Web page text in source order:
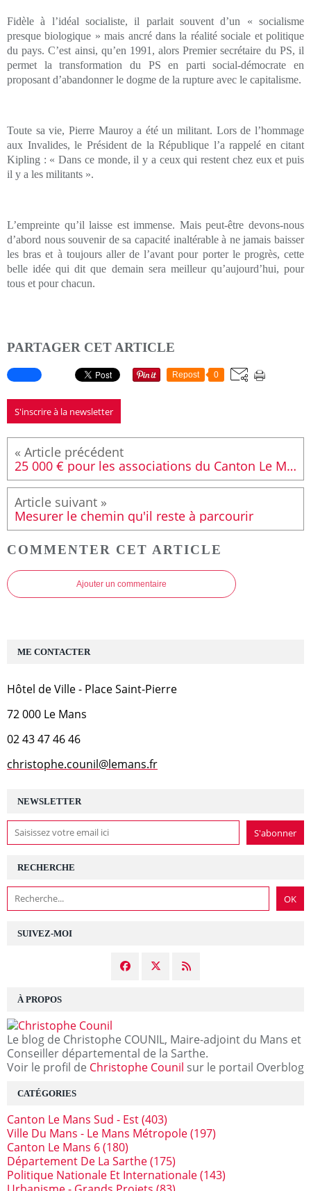
Fidèle à l’idéal socialiste, il parlait souvent d’un « socialisme
presque biologique » mais ancré dans la réalité sociale et politique
du pays. C’est ainsi, qu’en 1991, alors Premier secrétaire du PS, il
permet la transformation du PS en parti social-démocrate en
proposant d’abandonner le dogme de la rupture avec le capitalisme.
Toute sa vie, Pierre Mauroy a été un militant. Lors de l’hommage
aux Invalides, le Président de la République l’a rappelé en citant
Kipling : « Dans ce monde, il y a ceux qui restent chez eux et puis
il y a les militants ».
L’empreinte qu’il laisse est immense. Mais peut-être devons-nous
d’abord nous souvenir de sa capacité inaltérable à ne jamais baisser
les bras et à toujours aller de l’avant pour porter le progrès, cette
belle idée qui dit que demain sera meilleur qu’aujourd’hui, pour
tous et pour chacun.
PARTAGER CET ARTICLE
Repost 0
S'inscrire à la newsletter
25 000 € pour les associations du Canton Le Mans Sud – Est
Mesurer le chemin qu'il reste à parcourir
COMMENTER CET ARTICLE
Ajouter un commentaire
NEWSLETTER
SUIVEZ-MOI
RECHERCHE
À PROPOS
Le blog de Christophe COUNIL, Maire-adjoint du Mans et
Conseiller départemental de la Sarthe.
Voir le profil de Christophe Counil sur le portail Overblog
CATÉGORIES
Canton Le Mans Sud - Est(403)
Ville Du Mans - Le Mans Métropole(197)
Canton Le Mans 6(180)
Département De La Sarthe(175)
Politique Nationale Et Internationale(143)
ME CONTACTER
Hôtel de Ville - Place Saint-Pierre
72 000 Le Mans
02 43 47 46 46
christophe.counil@lemans.fr